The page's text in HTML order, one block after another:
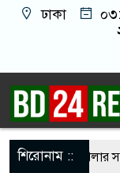
ঢাকা
শিরোনাম ::
জুয়া খেলার সময়